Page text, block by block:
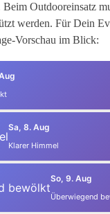
Outdooreinsatz
werden. Für Dein
Vorschau im Blick:
Sa, 8. Aug
Klarer Himmel
So, 9. Aug
Überwiegend